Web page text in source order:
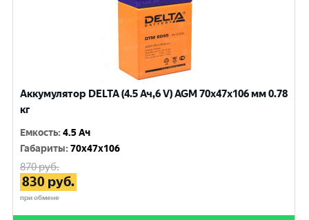
Аккумулятор DELTA (4.5 Ач,6 V) AGM 70x47x106 мм 0.78
кг
Емкость:4.5 Ач
Габариты:70x47x106
870руб.
830 руб.
при обмене